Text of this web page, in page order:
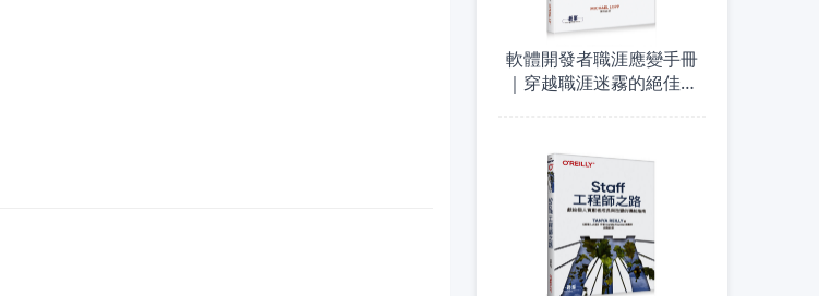
軟體開發者職涯應變手冊
｜穿越職涯迷霧的絕佳導